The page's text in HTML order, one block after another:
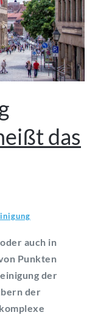
das
auch in
Punkten
der
der